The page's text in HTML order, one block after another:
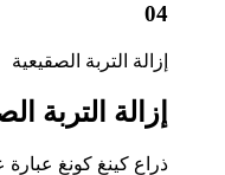
04
إزالة التربة الصقيعية
إزالة التربة
ذراع كينغ كونغ